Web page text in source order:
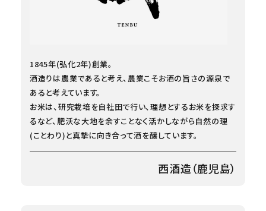
1845年(弘化2年)創業。
酒造りは農業であると考え、農業こそお酒の旨さの源泉で
あると考えています。
お米は、研究栽培を自社田で行い、理想とするお米を探求す
るなど、肥沃な大地を余すことなく活かしながら自然の理
(ことわり)と真摯に向き合って酒を醸しています。
西酒造（鹿児島）